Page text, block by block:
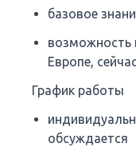
базовое
возможность
Европе,
График работы
обсуждается